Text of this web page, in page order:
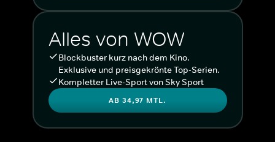
Alles von WOW
Blockbuster kurz nach dem Kino.
Exklusive und preisgekrönte Top-Serien.
Kompletter Live-Sport von Sky Sport
AB 34,97 MTL.